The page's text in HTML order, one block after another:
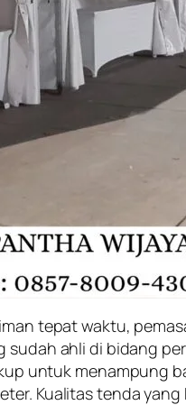
tepat waktu,
ahli di bidang
untuk menampung
Kualitas tenda